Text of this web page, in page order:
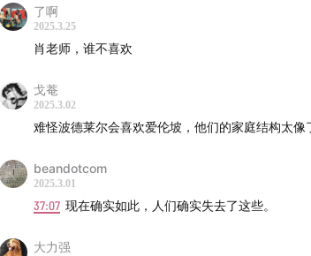
公众号：假虚构
微博：我醒来在_科幻播客
朋友圈：xxxdewen
小红书：我醒来在AndIAwoke
了啊
2025.3.25
肖老师，谁不喜欢
戈菴
2025.3.02
难怪波德莱尔会喜欢爱伦坡，他们的家庭结构太像
beandotcom
2025.3.01
37:07 现在确实如此，人们确实失去了这些。
大力强